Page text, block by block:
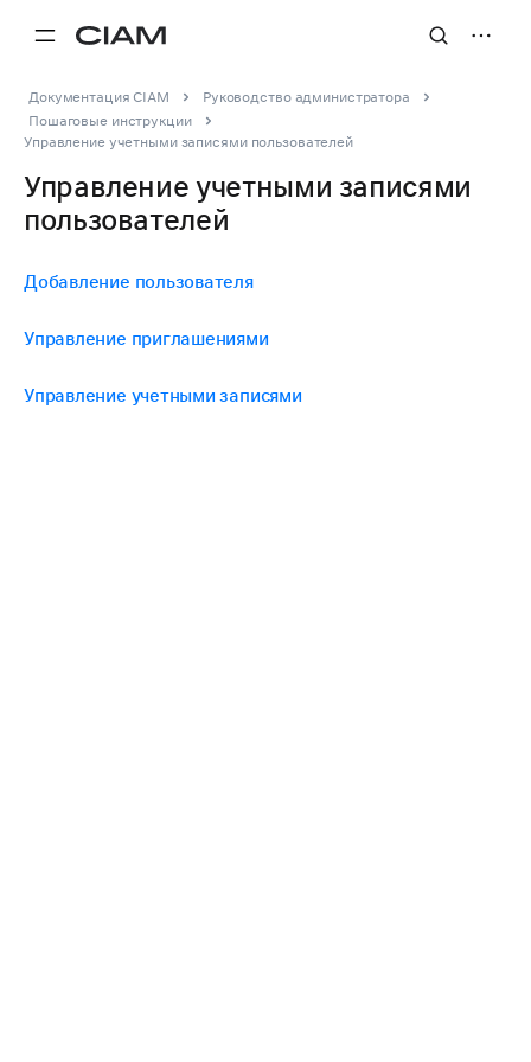
Документация CIAM
Руководство администратора
Пошаговые инструкции
Управление учетными записями пользователей
Управление учетными записями
пользователей
Добавление пользователя
Управление приглашениями
Управление учетными записями